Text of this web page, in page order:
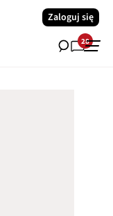
Zaloguj się
28